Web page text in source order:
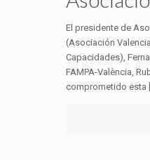
El presidente de
(Asociación
Capacidades),
FAMPA-València,
comprometido esta